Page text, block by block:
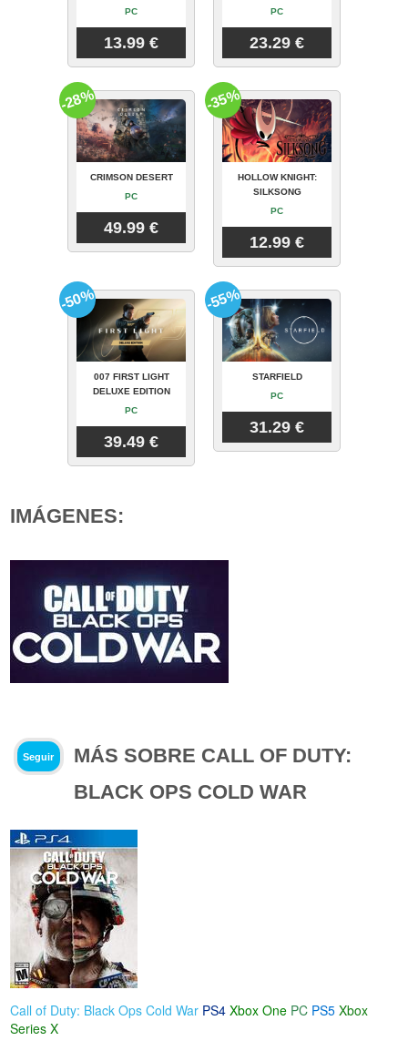
PC
13.99 €
PC
23.29 €
CRIMSON DESERT
PC
49.99 €
-28%
HOLLOW KNIGHT:
SILKSONG
PC
12.99 €
-35%
007 FIRST LIGHT
DELUXE EDITION
PC
39.49 €
-50%
STARFIELD
PC
31.29 €
-55%
IMÁGENES:
Seguir
MÁS SOBRE CALL OF DUTY:
BLACK OPS COLD WAR
Call of Duty: Black Ops Cold War PS4 Xbox One PC PS5 Xbox
Series X